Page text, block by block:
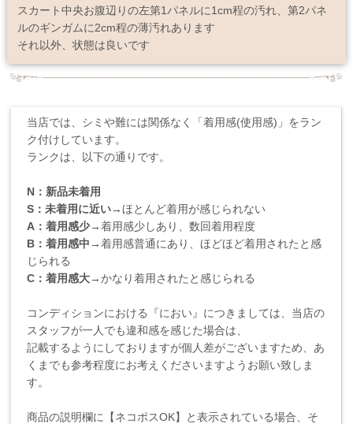
スカート中央お腹辺りの左第1パネルに1cm程の汚れ、第2パネ
ルのギンガムに2cm程の薄汚れあります
それ以外、状態は良いです
当店では、シミや難には関係なく「着用感(使用感)」をラン
ク付けしています。
ランクは、以下の通りです。
N：新品未着用
S：未着用に近い→ほとんど着用が感じられない
A：着用感少→着用感少しあり、数回着用程度
B：着用感中→着用感普通にあり、ほどほど着用されたと感
じられる
C：着用感大→かなり着用されたと感じられる
コンディションにおける『におい』につきましては、当店の
スタッフが一人でも違和感を感じた場合は、
記載するようにしておりますが個人差がございますため、あ
くまでも参考程度にお考えくださいますようお願い致しま
す。
商品の説明欄に【ネコポスOK】と表示されている場合、そ